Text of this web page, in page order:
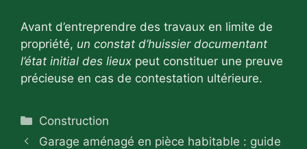
Avant d’entreprendre des travaux en limite de
propriété, un constat d’huissier documentant
l’état initial des lieux peut constituer une preuve
précieuse en cas de contestation ultérieure.
Catégories
Construction
Garage aménagé en pièce habitable : guide